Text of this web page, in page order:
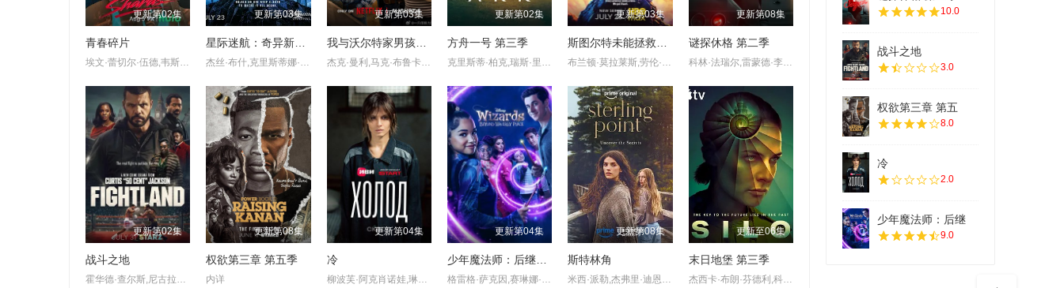
更新第02集
青春碎片
埃文·蕾切尔·伍德,韦斯·本特利,凯雅·基伯,克里斯·康纳,伊格比·里格尼,丹尼尔·戴尔,荷默·基尔,格拉汉姆·坎贝尔,海斯·华纳,Jordan·Roth,Sierra·Stoliar,Bella·Valdes,Constantine·Malahias,Cortés·Alexander,Aidan·Skye·Jameson
更新第03集
星际迷航：奇异新世界 第四季
杰丝·布什,克里斯蒂娜·钟,西莉亚·罗丝·古丁,阿德里安·霍姆斯,克里斯汀·霍恩,丹·让诺特,卡罗尔·凯恩,亚历克丝·卡普,安松·蒙特,Chris,Myers,梅利莎·纳维亚,比安卡·努加拉,基利安·奥沙利文,巴布斯·奥卢桑莫昆,帕顿·奥斯瓦尔特
更新第03集
我与沃尔特家男孩的生活 第三季
杰克·曼利,马克·布鲁卡斯,保罗·麦克吉莱恩,艾琳·卡普拉克,柯瑞·福格尔玛尼斯,艾萨克·阿雷兰尼斯,妮基·罗德里格斯,诺亚·拉朗德,阿什比·金特里,约翰尼·林克,迈尔斯·佩雷斯,米娅·洛韦,Sally·Cacic,Lennix·James,Naveen·Paddock
更新第02集
方舟一号 第三季
克里斯蒂·柏克,瑞斯·里奇,理查德·弗利施曼,瑞安·亚当斯,帕夫莱·耶里尼奇,沙利妮·佩里斯,蒂安娜·乌普切娃,戴安娜·贝穆德斯,贾德兰·马尔科维奇,克里斯蒂娜·沃尔夫,塔玛拉·拉多瓦诺维奇
更新第03集
斯图尔特未能拯救宇宙
布兰顿·莫拉莱斯,劳伦·拉普库斯,布莱恩·波塞恩,约翰·罗斯·鲍伊,丁瑞奇,乔什·布雷纳,凯文·苏斯曼,路易斯·穆斯蒂略,瑞恩·卡特赖特,阿蒂克斯·巴塔坎,雅沙·斯莱瑟斯,维奥莱特·林茨,Brooklyn·Rose,Gastón·Brouet,Anthony·Giangrande
更新第08集
谜探休格 第二季
科林·法瑞尔,雷蒙德·李,谢伊·惠格姆,杰克·托帕利安,劳拉·唐奈里,托尼·达尔顿,萨莎·卡莱,河镇,布赖恩·吉利斯,艾琳·吴
更新第02集
战斗之地
霍华德·查尔斯,尼古拉斯·平诺克,黛博拉·艾里德
更新第08集
权欲第三章 第五季
内详
更新第04集
冷
柳波芙·阿克肖诺娃,琳达·拉宾什,彼得·费奥多罗夫,拉丽萨·古泽耶娃,奥列格·瓦西里科夫,阿纳斯塔西娅·米希纳,Denis,Prytkov,Kseniya,Katalymova,Evgeniy,Kharitonov,弗谢沃罗德·沃洛丁,Mikhail,Konovalov,Aleksandr,Averin,亚历山大·克罗特科夫,Maksim,Boyko,亚历山德拉·巴巴斯基纳,Aleksandr,Shakhov,Maksim,Dromashko,Yuliya,Salmina,阿纳斯塔西娅·伏拉索娃,Taya
更新第04集
少年魔法师：后继者 第三季
格雷格·萨克因,赛琳娜·戈麦斯
更新第08集
斯特林角
米西·派勒,杰弗里·迪恩·摩根,凯蒂·道格拉斯,艾拉·鲁宾,艾米丽·霍菲尔,博·布拉加森,卢克·艾沃雷多,西德哈特·沙玛,丹尼尔·奎恩-托伊,基恩·鲁法洛,Mabel·Strachan,雅各布·怀特达克-拉瓦,Nikko·Angelo·Hinayo,Christopher·Omari,凯特·惠勒
更新至06集
末日地堡 第三季
杰西卡·布朗·芬德利,科曼,丽贝卡·弗格森,阿什利·祖克曼,杰西卡·亨维克,马特·克拉文,哈丽特·瓦尔特,莫文·克里斯蒂,科林·汉克斯,肖恩·麦克雷,里克·戈麦斯,里德·伯尼,劳拉·伊内斯,才那扎·乌奇,亚历山大·莱利,克莱尔·珀金斯,阿维·纳什,雷米·米尔纳,史蒂夫·扎恩,比利·波斯尔思韦特
10.0
战斗之地
3.0
权欲第三章 第五
8.0
冷
2.0
少年魔法师：后继
9.0